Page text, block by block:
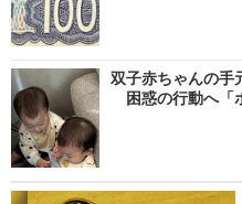
双子赤ちゃんの
困惑の行動へ「